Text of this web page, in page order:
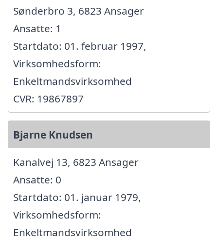
Sønderbro 3, 6823 Ansager
Ansatte: 1
Startdato: 01. februar 1997,
Virksomhedsform:
Enkeltmandsvirksomhed
CVR: 19867897
Bjarne Knudsen
Kanalvej 13, 6823 Ansager
Ansatte: 0
Startdato: 01. januar 1979,
Virksomhedsform:
Enkeltmandsvirksomhed